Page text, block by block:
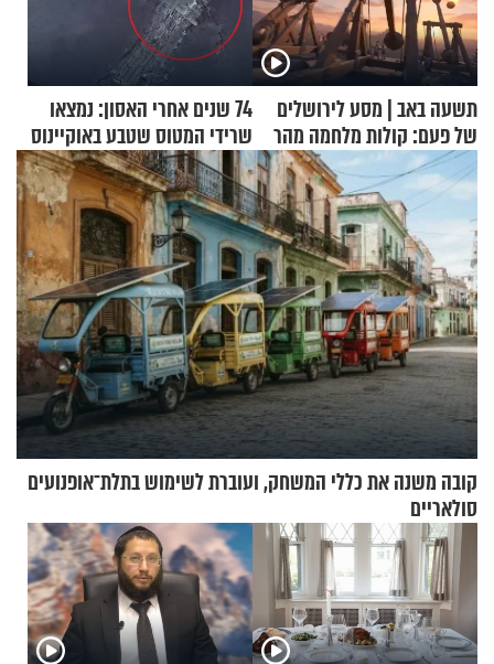
תשעה באב | מסע לירושלים
של פעם: קולות מלחמה מהר
הזיתים
74 שנים אחרי האסון: נמצאו
שרידי המטוס שטבע באוקיינוס
עם עשרות נוסעים
קובה משנה את כללי המשחק, ועוברת לשימוש בתלת־אופנועים
סולאריים